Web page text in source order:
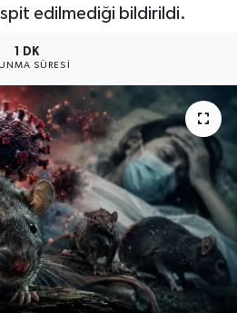
edilmediği bildirildi.
1 DK
SÜRESI